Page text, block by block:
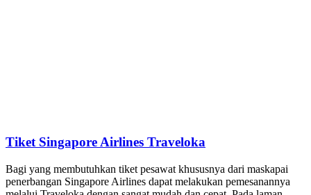
Tiket Singapore Airlines Traveloka
Bagi yang membutuhkan tiket pesawat khususnya dari maskapai
penerbangan Singapore Airlines dapat melakukan pemesanannya